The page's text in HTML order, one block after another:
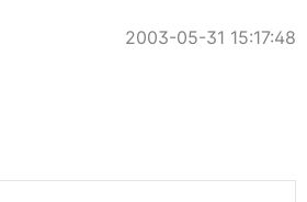
2003-05-31 15:17:48